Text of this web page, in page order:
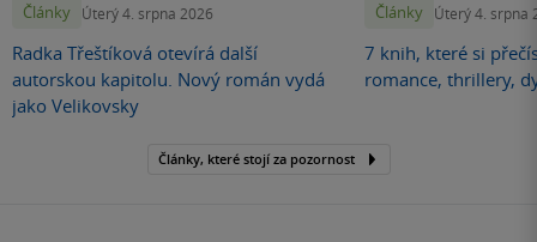
Články Úterý 4. srpna 2026
Radka Třeštíková otevírá další
autorskou kapitolu. Nový román vydá
jako Velikovsky
Články Úterý 4. srpna
7 knih, které si
romance, thrillery,
Články, které stojí za pozornost